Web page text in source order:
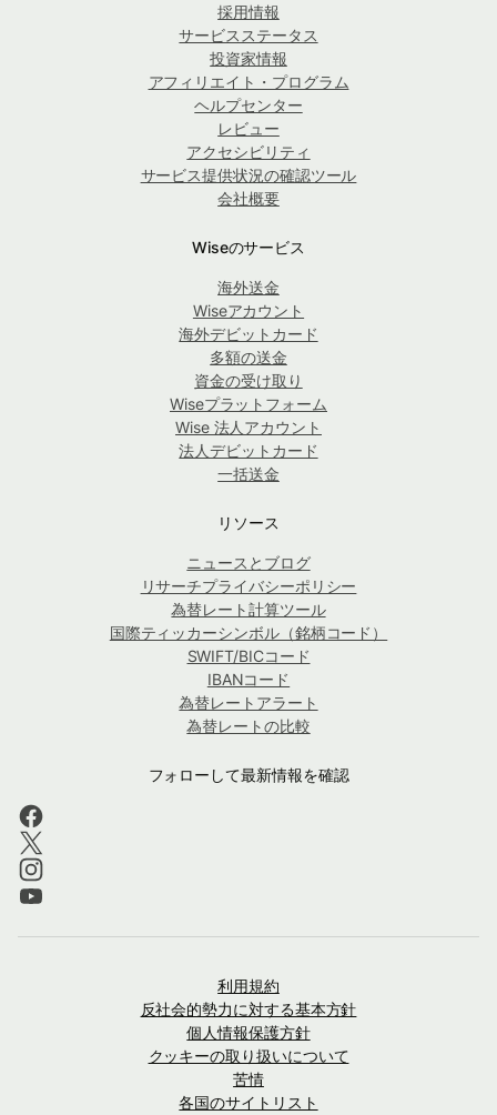
採用情報
サービスステータス
投資家情報
アフィリエイト・プログラム
ヘルプセンター
レビュー
アクセシビリティ
サービス提供状況の確認ツール
会社概要
Wiseのサービス
海外送金
Wiseアカウント
海外デビットカード
多額の送金
資金の受け取り
Wiseプラットフォーム
Wise 法人アカウント
法人デビットカード
一括送金
リソース
ニュースとブログ
リサーチプライバシーポリシー
為替レート計算ツール
国際ティッカーシンボル（銘柄コード）
SWIFT/BICコード
IBANコード
為替レートアラート
為替レートの比較
フォローして最新情報を確認
利用規約
反社会的勢力に対する基本方針
個人情報保護方針
クッキーの取り扱いについて
苦情
各国のサイトリスト